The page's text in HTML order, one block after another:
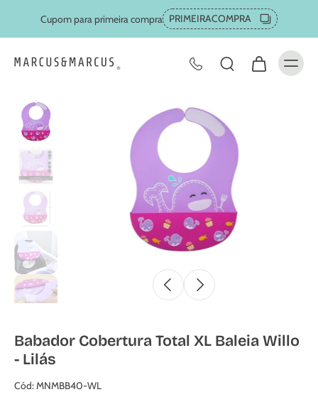
Cupom para primeira compra PRIMEIRACOMPRA
Babador Cobertura Total XL Baleia Willo
- Lilás
Cód: MNMBB40-WL